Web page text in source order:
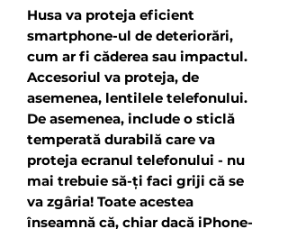
Husa va proteja eficient
smartphone-ul de deteriorări,
cum ar fi căderea sau impactul.
Accesoriul va proteja, de
asemenea, lentilele telefonului.
De asemenea, include o sticlă
temperată durabilă care va
proteja ecranul telefonului - nu
mai trebuie să-ți faci griji că se
va zgâria! Toate acestea
înseamnă că, chiar dacă iPhone-